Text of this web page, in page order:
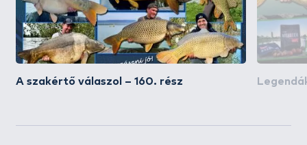
A szakértő válaszol – 160. rész